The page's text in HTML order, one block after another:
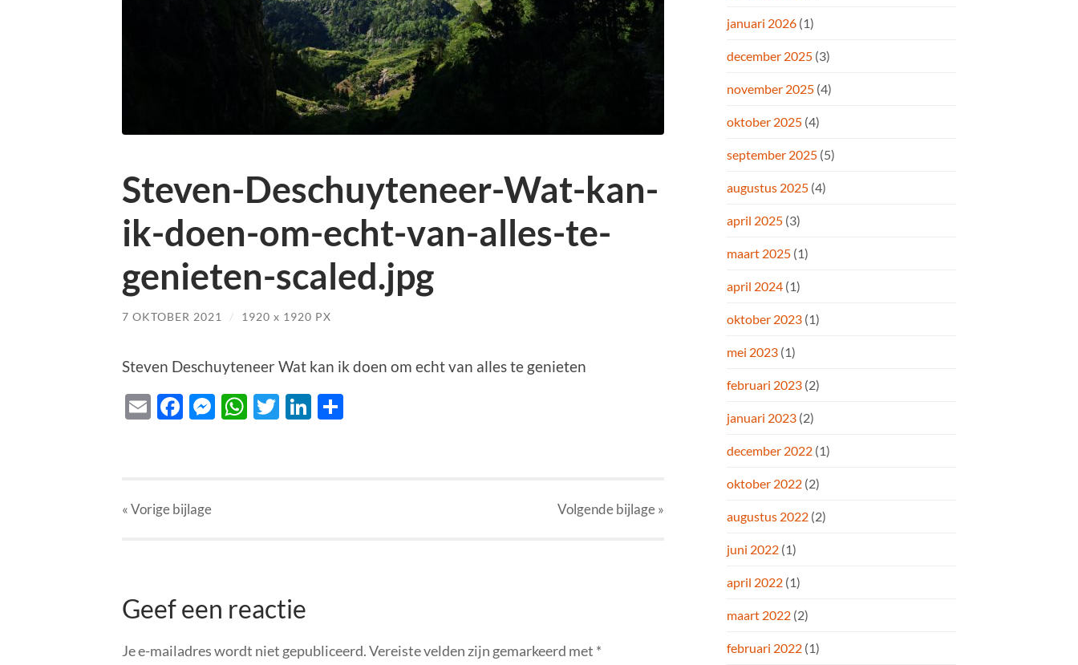
Steven-Deschuyteneer-Wat-kan-
ik-doen-om-echt-van-alles-te-
genieten-scaled.jpg
7 OKTOBER 2021 / 1920 x 1920 PX
Steven Deschuyteneer Wat kan ik doen om echt van alles te genieten
EmailFacebook
Messenger
WhatsApp
TwitterLinkedIn
« Vorigebijlage Volgendebijlage»
Geef een reactie
Je e-mailadres wordt niet gepubliceerd.Vereiste velden zijn gemarkeerd met *
januari 2026 (1)
december 2025 (3)
november 2025 (4)
oktober 2025 (4)
september 2025 (5)
augustus 2025 (4)
april 2025 (3)
maart 2025 (1)
april 2024 (1)
oktober 2023 (1)
mei 2023 (1)
februari 2023 (2)
januari 2023 (2)
december 2022 (1)
oktober 2022 (2)
augustus 2022 (2)
juni 2022 (1)
april 2022 (1)
maart 2022 (2)
februari 2022 (1)